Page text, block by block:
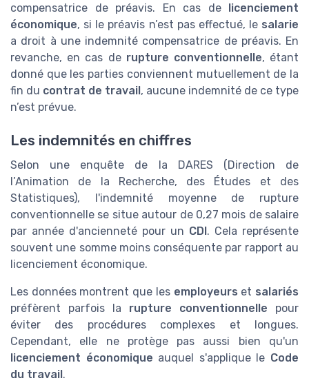
compensatrice de préavis. En cas de licenciement
économique, si le préavis n’est pas effectué, le salarie
a droit à une indemnité compensatrice de préavis. En
revanche, en cas de rupture conventionnelle, étant
donné que les parties conviennent mutuellement de la
fin du contrat de travail, aucune indemnité de ce type
n’est prévue.
Les indemnités en chiffres
Selon une enquête de la DARES (Direction de
l’Animation de la Recherche, des Études et des
Statistiques), l'indemnité moyenne de rupture
conventionnelle se situe autour de 0,27 mois de salaire
par année d'ancienneté pour un CDI . Cela représente
souvent une somme moins conséquente par rapport au
licenciement économique.
Les données montrent que les employeurs et salariés
préfèrent parfois la rupture conventionnelle pour
éviter des procédures complexes et longues.
Cependant, elle ne protège pas aussi bien qu'un
licenciement économique auquel s'applique le Code
du travail .